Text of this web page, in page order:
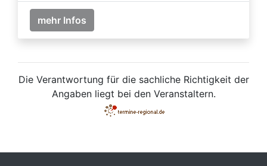
mehr Infos
Die Verantwortung für die sachliche Richtigkeit der
Angaben liegt bei den Veranstaltern.